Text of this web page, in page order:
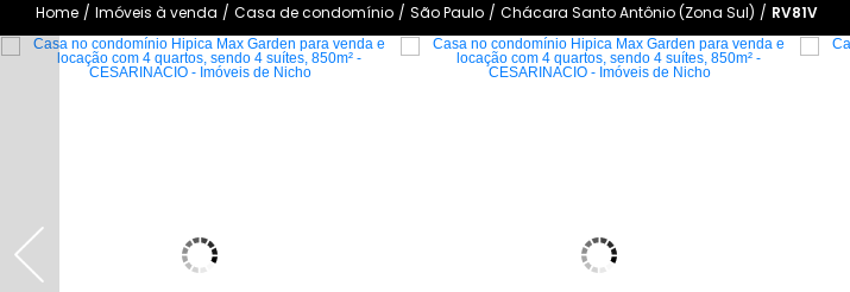
Home / Imóveis à venda / Casa de condomínio / São Paulo / Chácara Santo Antônio (Zona Sul) / RV81V